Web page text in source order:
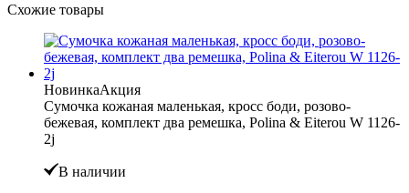
Схожие товары
НовинкаАкция
Сумочка кожаная маленькая, кросс боди, розово-
бежевая, комплект два ремешка, Polina & Eiterou W 1126-
2j
В наличии